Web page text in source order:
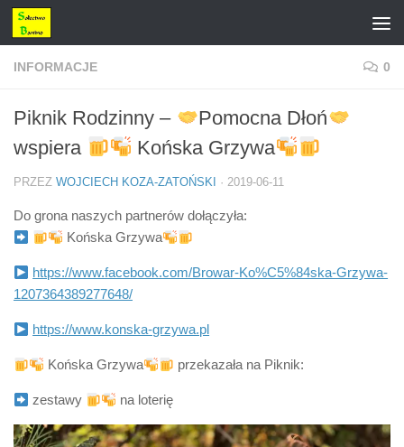
Przejdź do treści
INFORMACJE 0
Piknik Rodzinny –
Pomocna Dłoń
wspiera
Końska Grzywa
PRZEZ WOJCIECH KOZA-ZATOŃSKI · 2019-06-11
Do grona naszych partnerów dołączyła:
Końska Grzywa
https://www.facebook.com/Browar-Ko%C5%84ska-Grzywa-
1207364389277648/
https://www.konska-grzywa.pl
Końska Grzywa przekazała na Piknik:
zestawy na loterię